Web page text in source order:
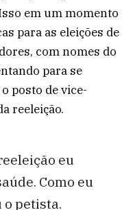
em um momento
para as eleições de
com nomes do
para se
posto de vice-
reeleição.
eu
Como eu
o petista.